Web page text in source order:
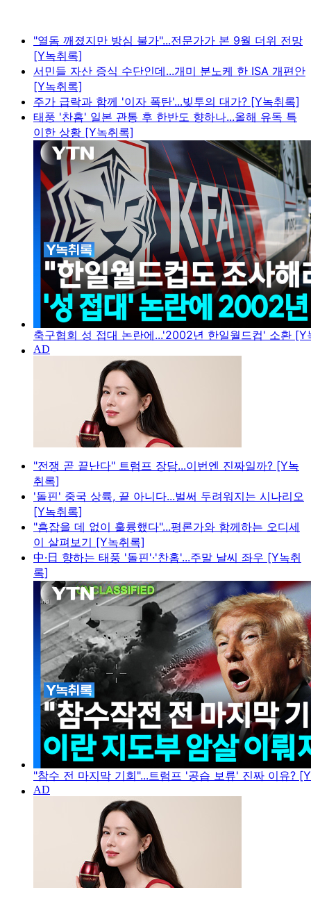
"열돔 깨졌지만 방심 불가"...전문가가 본 9월 더위 전망
[Y녹취록]
서민들 자산 증식 수단인데...개미 분노케 한 ISA 개편안
[Y녹취록]
주가 급락과 함께 '이자 폭탄'...빚투의 대가? [Y녹취록]
태풍 '찬홈' 일본 관통 후 한반도 향하나...올해 유독 특
이한 상황 [Y녹취록]
축구협회 성 접대 논란에...'2002년 한일월드컵' 소환 [Y
"전쟁 곧 끝난다" 트럼프 장담...이번엔 진짜일까? [Y녹
취록]
'돌핀' 중국 상륙, 끝 아니다...벌써 두려워지는 시나리오
[Y녹취록]
"흠잡을 데 없이 훌륭했다"...평론가와 함께하는 오디세
이 살펴보기 [Y녹취록]
中·日 향하는 태풍 '돌핀'·'찬홈'...주말 날씨 좌우 [Y녹취
록]
"참수 전 마지막 기회"...트럼프 '공습 보류' 진짜 이유?